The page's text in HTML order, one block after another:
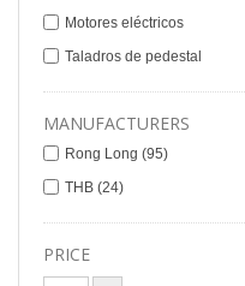
Motores eléctricos
Taladros de pedestal
MANUFACTURERS
Rong Long (95)
THB (24)
PRICE